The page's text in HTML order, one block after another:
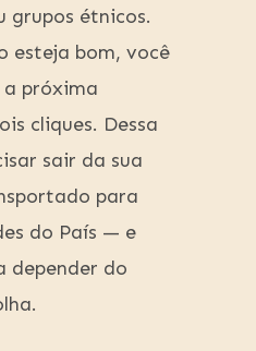
grupos étnicos.
esteja bom, você
a próxima
cliques. Dessa
sair da sua
para
do País — e
depender do